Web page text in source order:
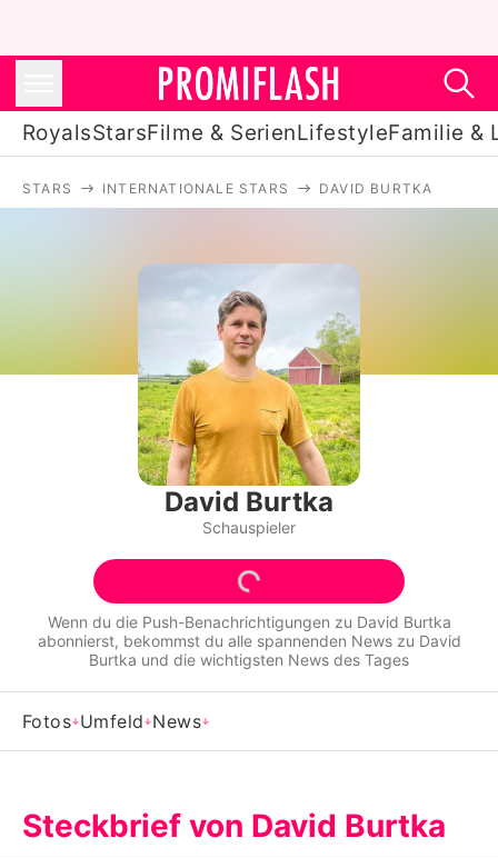
RoyalsStarsFilme & SerienLifestyleFamilie &
Filme & Serien
Lifestyle
Familie & Liebe
Promiflash Exklusiv
Alle Themen auf Promiflash
Jobs
App runterladen
Team
Impressum
Nutzungsbedingungen
STARS INTERNATIONALE STARS DAVID BURTKA
David Burtka
Schauspieler
Wenn du die Push-Benachrichtigungen zu David Burtka
abonnierst, bekommst du alle spannenden News zu David
Burtka und die wichtigsten News des Tages
Fotos Umfeld News
Steckbrief von David Burtka